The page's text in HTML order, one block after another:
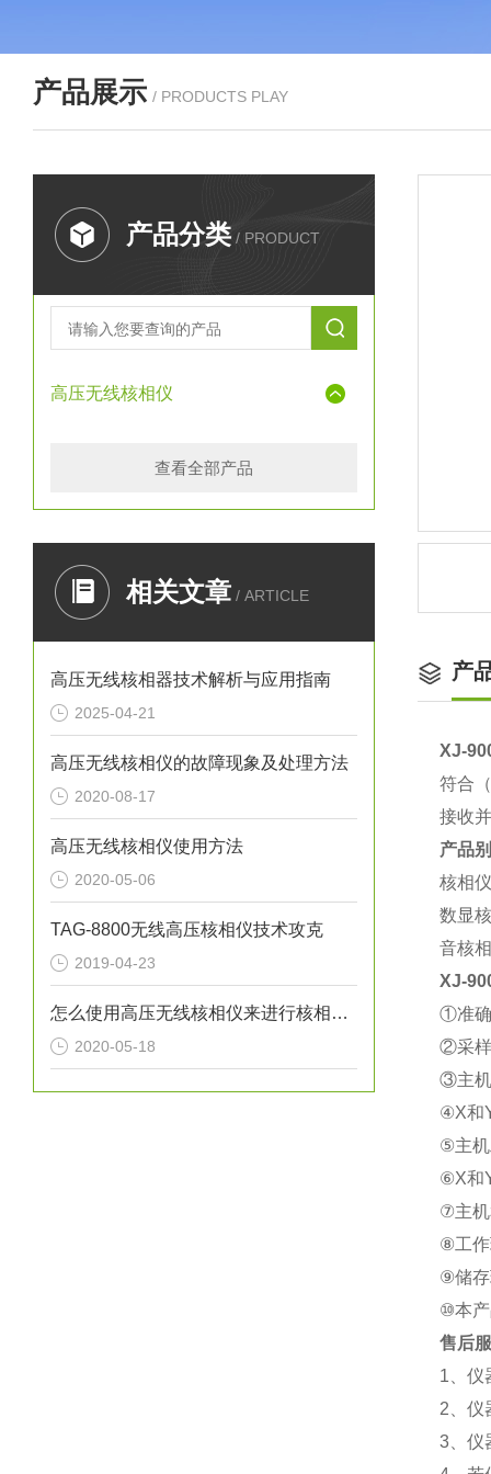
产品展示 / PRODUCTS PLAY
产品分类 / PRODUCT
高压无线核相仪
查看全部产品
相关文章 / ARTICLE
高压无线核相器技术解析与应用指南
2025-04-21
高压无线核相仪的故障现象及处理方法
2020-08-17
高压无线核相仪使用方法
2020-05-06
TAG-8800无线高压核相仪技术攻克
2019-04-23
怎么使用高压无线核相仪来进行核相工作？
2020-05-18
产
XJ-
符合
接收
产品
核相
数显
音核
XJ-
①准确
②采样
③主机
④X和
⑤主机
⑥X和
⑦主机
⑧工
⑨储
⑩本产
售后
1、仪
2、仪
3、仪